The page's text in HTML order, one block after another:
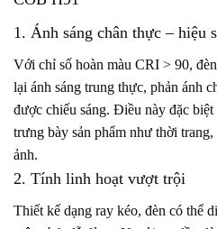
1. Ánh sáng chân thực – hiệu
Với chỉ số hoàn màu CRI > 90,
lại ánh sáng trung thực, phản ánh
được chiếu sáng. Điều này đặc
trưng bày sản phẩm như thời
ảnh.
2. Tính linh hoạt vượt trội
Thiết kế dạng ray kéo, đèn có thể